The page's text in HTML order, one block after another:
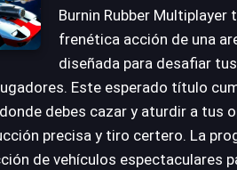
Burnin Rubber
frenética acción de una
diseñada para desafiar
Este esperado título
debes cazar y aturdir a tus
precisa y tiro certero. La
de vehículos espectaculares